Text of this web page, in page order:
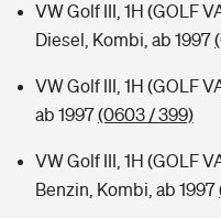
VW Golf III, 1H (GOLF
Diesel, Kombi, ab 1997
VW Golf III, 1H (GOLF
ab 1997(0603 / 399)
VW Golf III, 1H (GOLF
Benzin, Kombi, ab 1997